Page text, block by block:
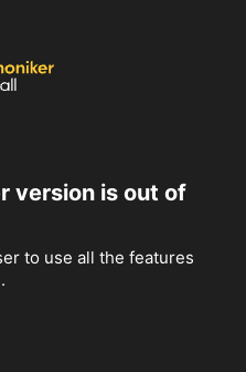
version is out of
to use all the features